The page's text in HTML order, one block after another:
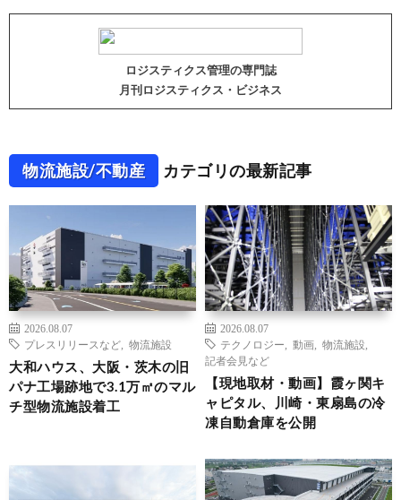
ロジスティクス管理の専門誌
月刊ロジスティクス・ビジネス
物流施設/不動産 カテゴリの最新記事
2026.08.07
プレスリリースなど
物流施設
大和ハウス、大阪・茨木の旧
パナ工場跡地で3.1万㎡のマル
チ型物流施設着工
2026.08.07
テクノロジー
動画 物流施設
記者会見など
【現地取材・動画】霞ヶ関キ
ャピタル、川崎・東扇島の冷
凍自動倉庫を公開